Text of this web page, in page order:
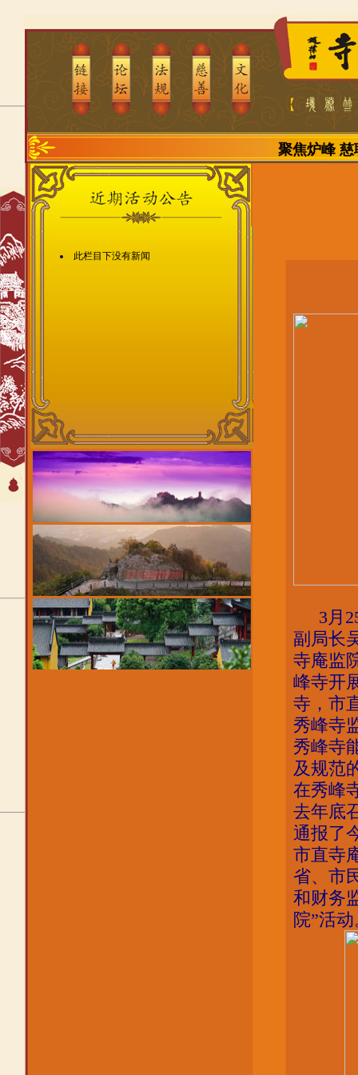
聚焦炉峰 慈
此栏目下没有新闻
3月
副局长
寺庵监
峰寺开
寺，市
秀峰寺
秀峰寺
及规范
在秀峰
去年底
通报了
市直寺
省、市
和财务
院”活